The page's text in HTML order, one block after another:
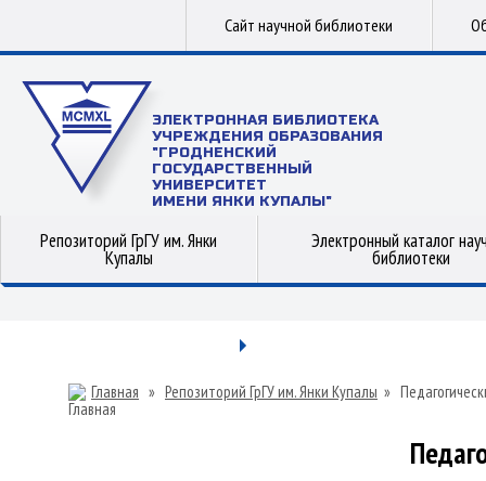
Сайт научной библиотеки
ЭЛЕКТРОННАЯ БИБЛИОТЕКА
УЧРЕЖДЕНИЯ ОБРАЗОВАНИЯ
"ГРОДНЕНСКИЙ
ГОСУДАРСТВЕННЫЙ
УНИВЕРСИТЕТ
ИМЕНИ ЯНКИ КУПАЛЫ"
Репозиторий ГрГУ им. Янки
Купалы
Электронный каталог
библиотеки
Главная » Репозиторий ГрГУ им. Янки Купалы »